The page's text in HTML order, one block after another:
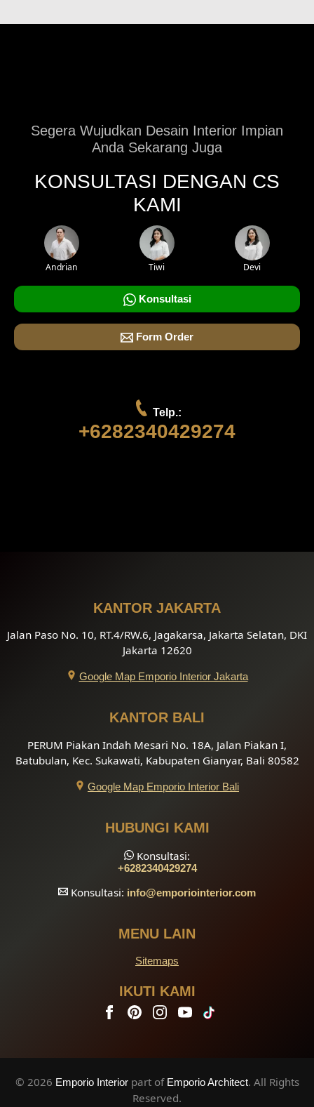
Segera Wujudkan Desain Interior Impian
Anda Sekarang Juga
KONSULTASI DENGAN CS
KAMI
Andrian Tiwi Devi
Konsultasi
Form Order
Telp.:
+6282340429274
KANTOR JAKARTA
Jalan Paso No. 10, RT.4/RW.6, Jagakarsa, Jakarta Selatan, DKI
Jakarta 12620
Google Map Emporio Interior Jakarta
KANTOR BALI
PERUM Piakan Indah Mesari No. 18A, Jalan Piakan I,
Batubulan, Kec. Sukawati, Kabupaten Gianyar, Bali 80582
Google Map Emporio Interior Bali
HUBUNGI KAMI
Konsultasi:
+6282340429274
Konsultasi: info@emporiointerior.com
MENU LAIN
Sitemaps
IKUTI KAMI
© 2026 Emporio Interiorpart of Emporio Architect. All Rights
Reserved.